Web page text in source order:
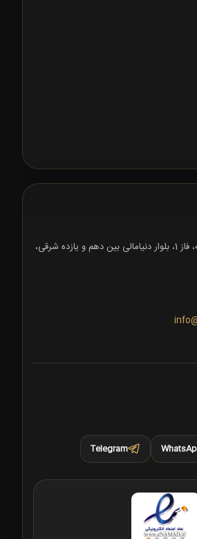
تهران، شهرک اندیشه، فاز 1، بلوار دنیامالی بین دهم و یازده شرقی،
Telegram